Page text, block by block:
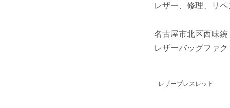
レザー、修理、リペ
名古屋市北区西味鋺
レザーバッグファ
レザーブレスレット